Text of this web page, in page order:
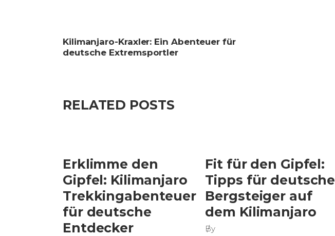
Kilimanjaro-Kraxler: Ein Abenteuer für
deutsche Extremsportler
RELATED POSTS
Erklimme den
Gipfel: Kilimanjaro
Trekkingabenteuer
für deutsche
Entdecker
Fit für den Gipfel:
Tipps für deutsche
Bergsteiger auf
dem Kilimanjaro
By